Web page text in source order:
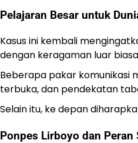
Pelajaran Besar untuk
Kasus ini kembali
dengan keragaman luar
Beberapa pakar komunikasi
terbuka, dan pendekatan
Selain itu, ke depan
Ponpes Lirboyo dan